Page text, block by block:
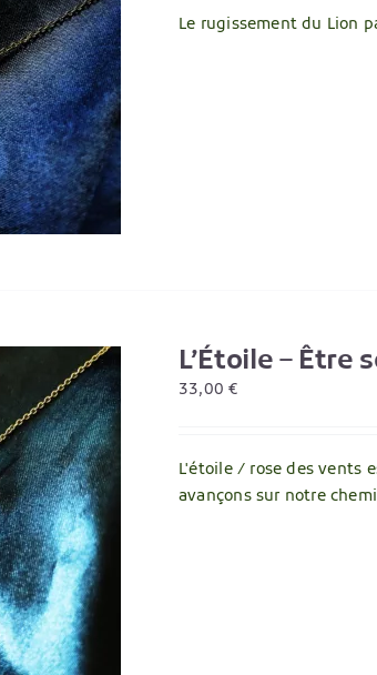
Le rugissement du Lion
L’Étoile – Être
33,00€
L'étoile / rose des vents
avançons sur notre